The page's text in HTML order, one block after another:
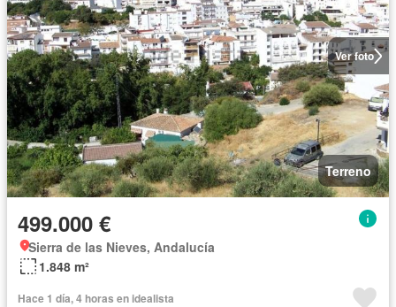
Ver foto
Terreno
499.000 €
Sierra de las Nieves, Andalucía
1.848 m²
Hace 1 día, 4 horas en idealista